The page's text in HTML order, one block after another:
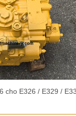
cho E326 / E329 /